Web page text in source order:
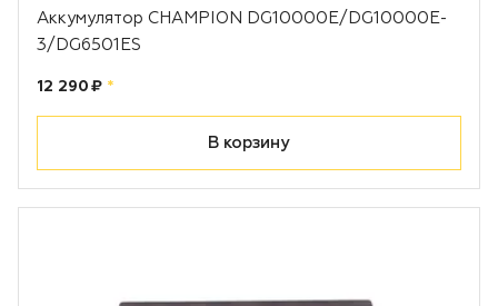
Аккумулятор CHAMPION DG10000E/DG10000E-
3/DG6501ES
Цена:
12 290 ₽ рублей
*
В корзину